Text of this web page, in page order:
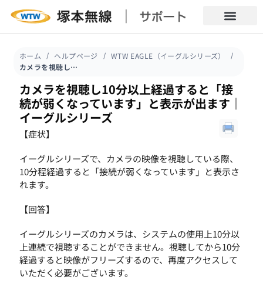
ホーム ヘルプページ
WTW EAGLE（イーグルシリーズ）
カメラを視聴し10分以上経過すると「接続が弱くなっています」と表示が出ます｜ イーグルシリーズ
カメラを視聴し10分以上経過すると「接
続が弱くなっています」と表示が出ます｜
イーグルシリーズ
【症状】
イーグルシリーズで、カメラの映像を視聴している際、
10分程経過すると「接続が弱くなっています」と表示さ
れます。
【回答】
イーグルシリーズのカメラは、システムの使用上10分以
上連続で視聴することができません。視聴してから10分
経過すると映像がフリーズするので、再度アクセスして
いただく必要がございます。